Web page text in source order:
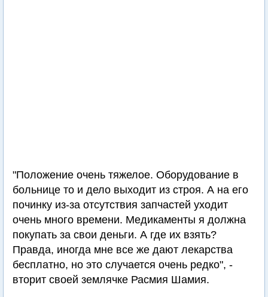
"Положение очень тяжелое. Оборудование в
больнице то и дело выходит из строя. А на его
починку из-за отсутствия запчастей уходит
очень много времени. Медикаменты я должна
покупать за свои деньги. А где их взять?
Правда, иногда мне все же дают лекарства
бесплатно, но это случается очень редко", -
вторит своей землячке Расмия Шамия.